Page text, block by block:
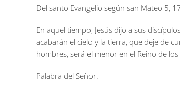
Del santo Evangelio según san Mateo 5,
En aquel tiempo, Jesús dijo a sus
acabarán el cielo y la tierra, que deje de
hombres, será el menor en el Reino de
Palabra del Señor.